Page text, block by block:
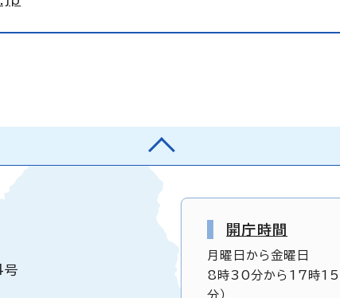
号
開庁時間
月曜日から金曜日
8時30分から17時15
分）